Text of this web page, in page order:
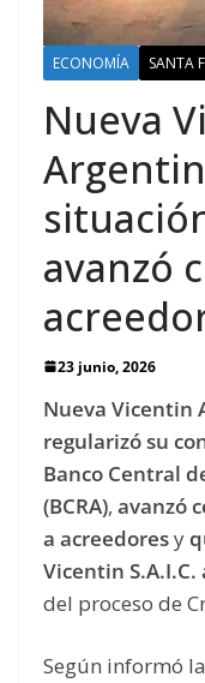
ECONOMÍA SANTA
Nueva
avanzó
23 junio, 2026
Nueva Vicentin
regularizó su
Banco Central
(BCRA), avanzó
a acreedoresy
Vicentin S.A.I.C.
del proceso de
Según informó